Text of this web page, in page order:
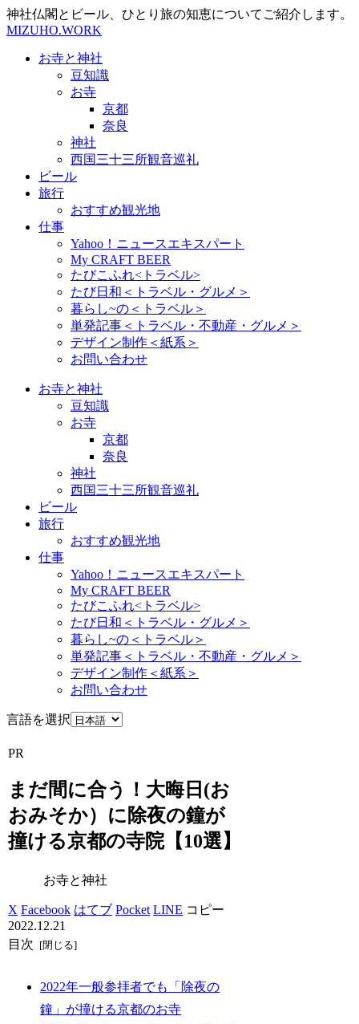
神社仏閣とビール、ひとり旅の知恵についてご紹介します。
MIZUHO.WORK
お寺と神社
豆知識
お寺
京都
奈良
神社
西国三十三所観音巡礼
ビール
旅行
おすすめ観光地
仕事
Yahoo！ニュースエキスパート
My CRAFT BEER
たびこふれ<トラベル>
たび日和＜トラベル・グルメ＞
暮らし~の＜トラベル＞
単発記事＜トラベル・不動産・グルメ＞
デザイン制作＜紙系＞
お問い合わせ
お寺と神社
豆知識
お寺
京都
奈良
神社
西国三十三所観音巡礼
ビール
旅行
おすすめ観光地
仕事
Yahoo！ニュースエキスパート
My CRAFT BEER
たびこふれ<トラベル>
たび日和＜トラベル・グルメ＞
暮らし~の＜トラベル＞
単発記事＜トラベル・不動産・グルメ＞
デザイン制作＜紙系＞
お問い合わせ
言語を選択
PR
まだ間に合う！大晦日(お
おみそか）に除夜の鐘が
撞ける京都の寺院【10選】
お寺と神社
X Facebook はてブ Pocket LINE コピー
2022.12.21
目次
2022年一般参拝者でも「除夜の
鐘」が撞ける京都のお寺